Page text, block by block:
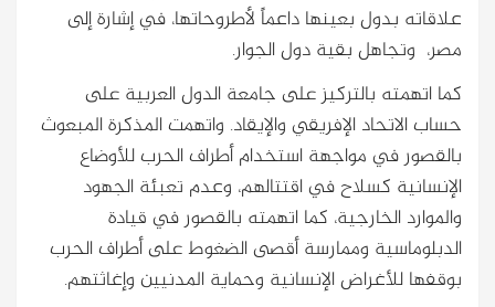
علاقاته بدول بعينها داعماً لأطروحاتها، في إشارة إلى
مصر، وتجاهل بقية دول الجوار.
كما اتهمته بالتركيز على جامعة الدول العربية على
حساب الاتحاد الإفريقي والإيقاد. واتهمت المذكرة المبعوث
بالقصور في مواجهة استخدام أطراف الحرب للأوضاع
الإنسانية كسلاح في اقتتالهم، وعدم تعبئة الجهود
والموارد الخارجية، كما اتهمته بالقصور في قيادة
الدبلوماسية وممارسة أقصى الضغوط على أطراف الحرب
بوقفها للأغراض الإنسانية وحماية المدنيين وإغاثتهم.